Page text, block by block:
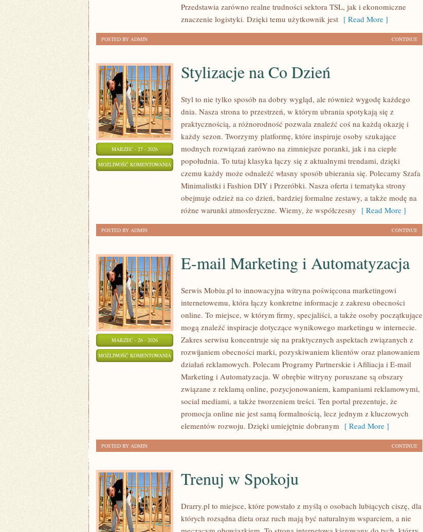
Przedstawia zarówno realne trudności sektora TSL, jak i ekonomiczne
znaczenie logistyki. Dzięki temu użytkownik jest [ Read More ]
CONTINUE
POSTED BY ADMIN
MARZEC - 27 - 2026
MOŻLIWOŚĆ KOMENTOWANIA STYLIZACJE
DZIEŃ
Stylizacje na Co Dzień
Styl to nie tylko sposób na dobry wygląd, ale również wygodę każdego
dnia. Nasza strona to przestrzeń, w którym ubrania spotykają się z
praktycznością, a różnorodność pozwala znaleźć coś na każdą okazję i
każdy sezon. Tworzymy platformę, które inspiruje osoby szukające
modnych rozwiązań zarówno na zimniejsze poranki, jak i na ciepłe
popołudnia. To tutaj klasyka łączy się z aktualnymi trendami, dzięki
czemu każdy może odnaleźć własny sposób ubierania się. Polecamy Szafa
Minimalistki i Fashion DIY i Przeróbki. Nasza oferta i tematyka strony
obejmuje odzież na co dzień, bardziej formalne zestawy, a także modę na
różne warunki atmosferyczne. Wiemy, że współczesny [ Read More ]
CONTINUE
POSTED BY ADMIN
MARZEC - 26 - 2026
MOŻLIWOŚĆ KOMENTOWANIA
MAIL
MARKETING
AUTOMATYZACJA
E-mail Marketing i Automatyzacja
Serwis Mobiu.pl to innowacyjna witryna poświęcona marketingowi
internetowemu, która łączy konkretne informacje z zakresu obecności
online. To miejsce, w którym firmy, specjaliści, a także osoby początkujące
mogą znaleźć inspiracje dotyczące wynikowego marketingu w internecie.
Zakres serwisu koncentruje się na praktycznych aspektach związanych z
rozwijaniem obecności marki, pozyskiwaniem klientów oraz planowaniem
działań reklamowych. Polecam Programy Partnerskie i Afiliacja i E-mail
Marketing i Automatyzacja. W obrębie witryny poruszane są obszary
związane z reklamą online, pozycjonowaniem, kampaniami reklamowymi,
social mediami, a także tworzeniem treści. Ten portal prezentuje, że
promocja online nie jest samą formalnością, lecz jednym z kluczowych
elementów rozwoju. Dzięki umiejętnie dobranym [ Read More ]
CONTINUE
POSTED BY ADMIN
Trenuj w Spokoju
Drarry.pl to miejsce, które powstało z myślą o osobach lubiących ciszę, dla
których rozsądna dieta oraz ruch mają być naturalnym wsparciem, a nie